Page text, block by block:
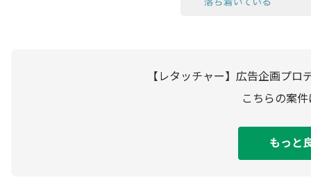
【レタッチャー】広告企画プ
こちらの案
もっと